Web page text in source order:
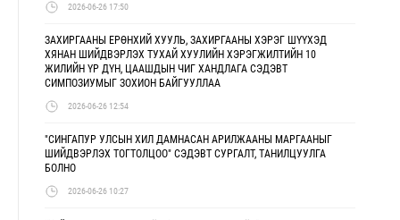
2026-06-26 17:50
ЗАХИРГААНЫ ЕРӨНХИЙ ХУУЛЬ, ЗАХИРГААНЫ ХЭРЭГ ШҮҮХЭД
ХЯНАН ШИЙДВЭРЛЭХ ТУХАЙ ХУУЛИЙН ХЭРЭГЖИЛТИЙН 10
ЖИЛИЙН ҮР ДҮН, ЦААШДЫН ЧИГ ХАНДЛАГА СЭДЭВТ
СИМПОЗИУМЫГ ЗОХИОН БАЙГУУЛЛАА
2026-06-26 12:54
"СИНГАПУР УЛСЫН ХИЛ ДАМНАСАН АРИЛЖААНЫ МАРГААНЫГ
ШИЙДВЭРЛЭХ ТОГТОЛЦОО" СЭДЭВТ СУРГАЛТ, ТАНИЛЦУУЛГА
БОЛНО
2026-06-26 10:27